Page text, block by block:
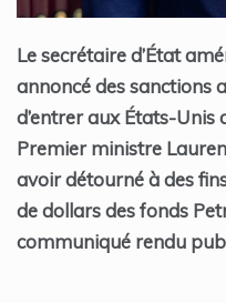
Le secrétaire d’État
annoncé des sanctions
d’entrer aux États-Unis
Premier ministre
avoir détourné à des
de dollars des fonds
communiqué rendu